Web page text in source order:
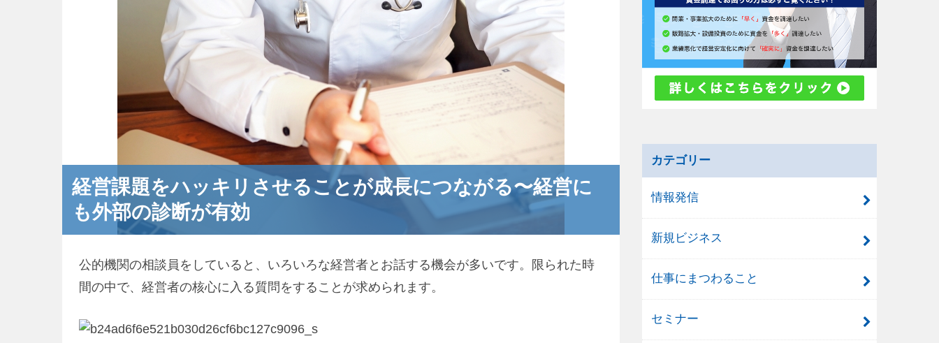
経営課題をハッキリさせることが成長につながる〜経営に
も外部の診断が有効
公的機関の相談員をしていると、いろいろな経営者とお話する機会が多いです。限られた時
間の中で、経営者の核心に入る質問をすることが求められます。
カテゴリー
情報発信
新規ビジネス
仕事にまつわること
セミナー